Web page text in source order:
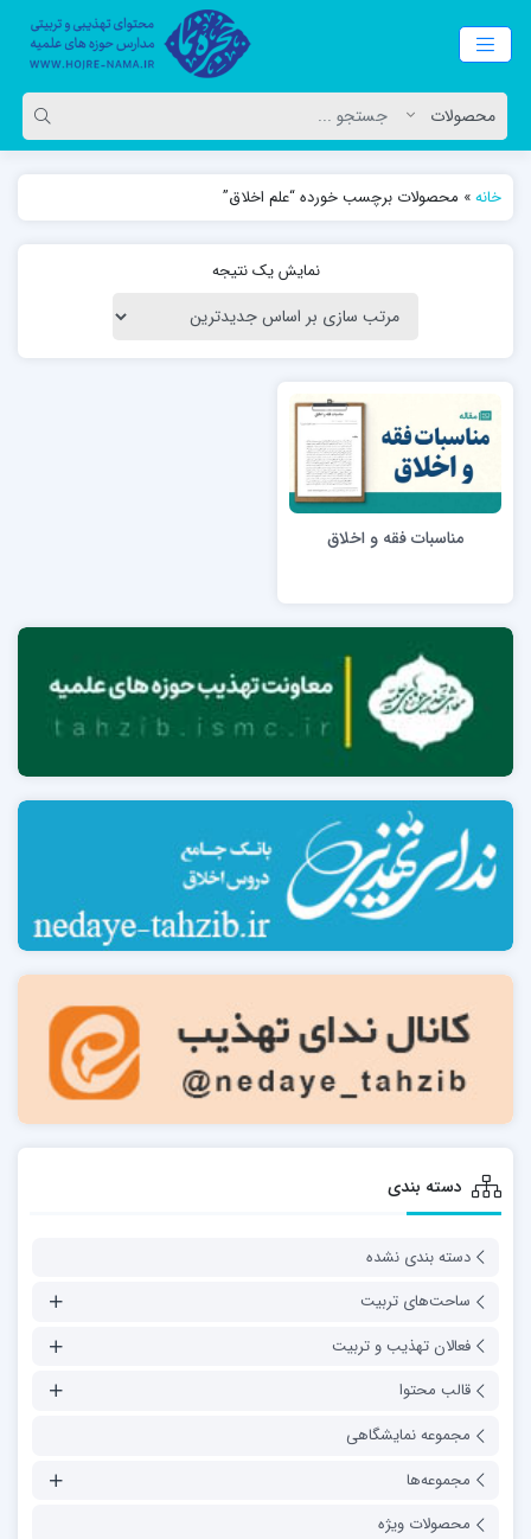
خانه» محصولات برچسب خورده “علم اخلاق”
نمایش یک نتیجه
مناسبات فقه و اخلاق
دسته بندی
دسته بندی نشده
ساحت‌های تربیت
فعالان تهذیب و تربیت
قالب محتوا
مجموعه نمایشگاهی
مجموعه‌ها
محصولات ویژه